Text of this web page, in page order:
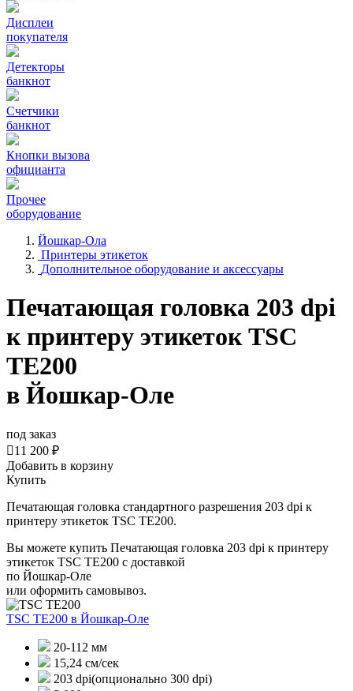
Дисплеи
покупателя
Детекторы
банкнот
Счетчики
банкнот
Кнопки вызова
официанта
Прочее
оборудование
Йошкар-Ола
Принтеры этикеток
Дополнительное оборудование и аксессуары
Печатающая головка 203 dpi
к принтеру этикеток TSC
TE200
в Йошкар-Оле
под заказ
11 200 ₽
Добавить в корзину
Купить
Печатающая головка стандартного разрешения 203 dpi к
принтеру этикеток TSC TE200.
Вы можете купить Печатающая головка 203 dpi к принтеру
этикеток TSC TE200 с доставкой
по Йошкар-Оле
или оформить самовывоз.
TSC TE200 в Йошкар-Оле
20-112 мм
15,24 см/сек
203 dpi(опционально 300 dpi)